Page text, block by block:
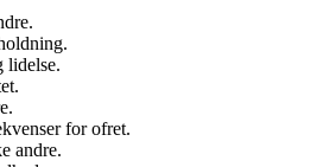
lidelse.
for ofret.
andre.